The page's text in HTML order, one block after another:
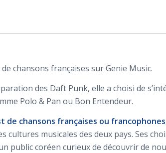
chansons françaises sur Genie Music.
des Daft Punk, elle a choisi de
Polo & Pan ou Bon Entendeur.
de chansons françaises ou
cultures musicales des deux pays. Ses
public coréen curieux de découvrir de